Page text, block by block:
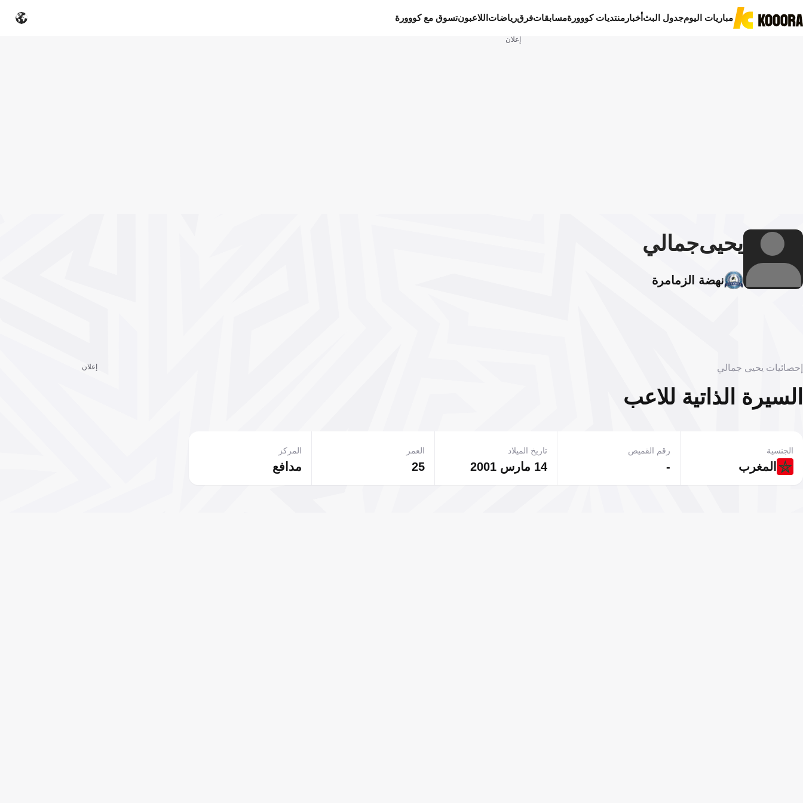
مباريات اليومجدول البثأخبار منتديات كووورةمسابقاتفرقرياضات اللاعبونتسوق مع كووورة
إعلان
يحيىجمالي
نهضة الزمامرة
إحصائيات يحيى جمالي
السيرة الذاتية للاعب
المغرب
الجنسية
-
رقم القميص
14 مارس 2001
تاريخ الميلاد
25
العمر
مدافع
المركز
إعلان